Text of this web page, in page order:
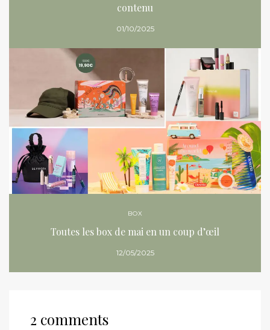
contenu
01/10/2025
BOX
Toutes les box de mai en un coup d’œil
12/05/2025
2 comments